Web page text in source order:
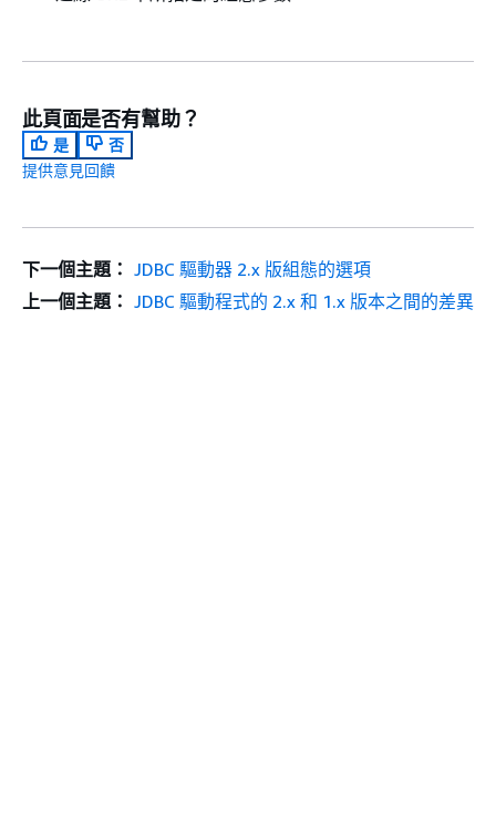
此頁面是否有幫助？
是
否
提供意見回饋
下一個主題： JDBC 驅動器 2.x 版組態的選項
上一個主題： JDBC 驅動程式的 2.x 和 1.x 版本之間的差異